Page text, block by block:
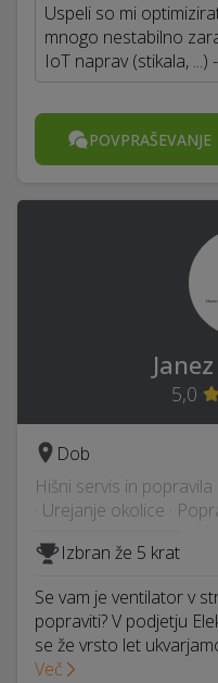
Uspeli so mi
mnogo nestabilno
IoT naprav (stikala, ...)
POVPRAŠEVANJE
5,0
Dob
Hišni servis in popravila
· Urejanje okolice ·
Izbran že 5 krat
Se vam je ventilator v
popraviti? V podjetju
se že vrsto let
Več